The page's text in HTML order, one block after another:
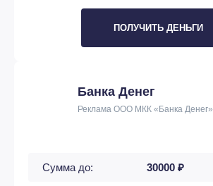
ПОЛУЧИТЬ ДЕНЬГИ
Банка Денег
Реклама ООО МКК «Банка Денег»
Сумма до: 30000 ₽